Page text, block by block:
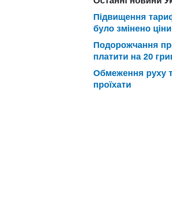
Підвищення
було змінено
Подорожчання
платити на 20
Обмеження руху
проїхати